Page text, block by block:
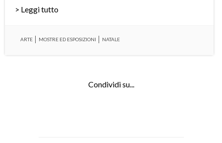
> Leggi tutto
ARTE MOSTRE ED ESPOSIZIONI NATALE
Condividi su...